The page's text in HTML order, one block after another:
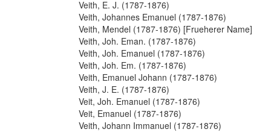
Veith, E. J. (1787-1876)
Veith, Johannes Emanuel (1787-1876)
Veith, Mendel (1787-1876) [Frueherer Name]
Veith, Joh. Eman. (1787-1876)
Veith, Joh. Emanuel (1787-1876)
Veith, Joh. Em. (1787-1876)
Veith, Emanuel Johann (1787-1876)
Veith, J. E. (1787-1876)
Veit, Joh. Emanuel (1787-1876)
Veit, Emanuel (1787-1876)
Veith, Johann Immanuel (1787-1876)